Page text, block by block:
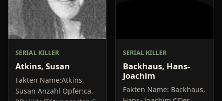
SERIAL KILLER
Atkins, Susan
Fakten Name:Atkins,
Susan Anzahl Opfer:ca.
SERIAL KILLER
Backhaus, Hans-
Joachim
Fakten Name: Backhaus,